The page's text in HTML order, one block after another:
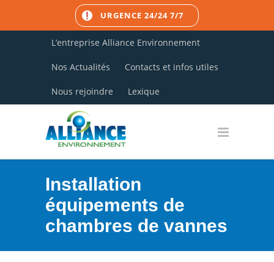
L’entreprise Alliance Environnement
Nos Actualités Contacts et infos utiles
Nous rejoindre Lexique
Installation
équipements de
chambres de vannes
URGENCE 24/24 7/7